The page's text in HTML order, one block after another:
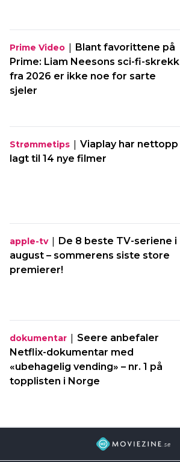
Prime Video | Blant favorittene på
Prime: Liam Neesons sci-fi-skrekk
fra 2026 er ikke noe for sarte
sjeler
Strømmetips | Viaplay har nettopp
lagt til 14 nye filmer
apple-tv| De 8 beste TV-seriene i
august – sommerens siste store
premierer!
dokumentar | Seere anbefaler
Netflix-dokumentar med
«ubehagelig vending» – nr. 1 på
topplisten i Norge